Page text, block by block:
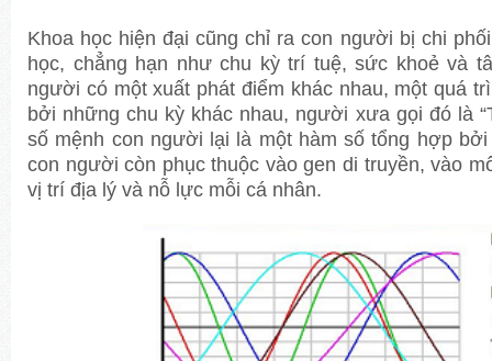
Khoa học hiện đại cũng chỉ ra con người bị chi
học, chẳng hạn như chu kỳ trí tuệ, sức khoẻ và
người có một xuất phát điểm khác nhau, một quá
bởi những chu kỳ khác nhau, người xưa gọi đó là
số mệnh con người lại là một hàm số tổng hợp bởi
con người còn phục thuộc vào gen di truyền, vào
vị trí địa lý và nỗ lực mỗi cá nhân.